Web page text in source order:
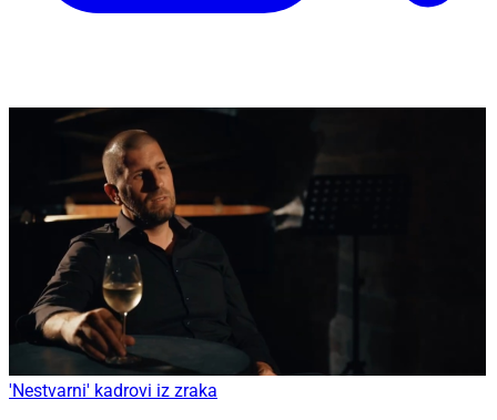
'Nestvarni' kadrovi iz zraka